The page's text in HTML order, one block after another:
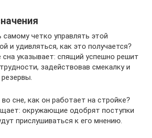
самому четко управлять этой
и удивляться, как это получается?
сна указывает: спящий успешно решит
задействовав смекалку и
сне, как он работает на стройке?
окружающие одобрят поступки
прислушиваться к его мнению.